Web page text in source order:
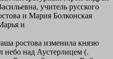
учитель русского
и Мария Болконская
и
ростова изменила князю
небо над Аустерлицем (.